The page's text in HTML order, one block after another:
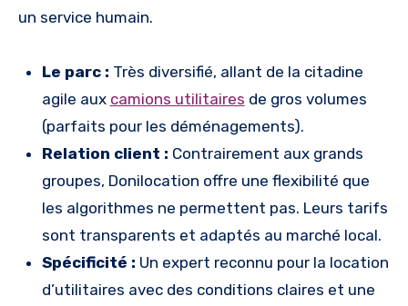
un service humain.
Le parc : Très diversifié, allant de la citadine
agile aux camions utilitaires de gros volumes
(parfaits pour les déménagements).
Relation client : Contrairement aux grands
groupes, Donilocation offre une flexibilité que
les algorithmes ne permettent pas. Leurs tarifs
sont transparents et adaptés au marché local.
Spécificité : Un expert reconnu pour la location
d’utilitaires avec des conditions claires et une